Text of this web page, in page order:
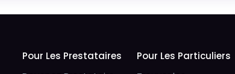
Pour Les Prestataires
Pour Les Particuliers